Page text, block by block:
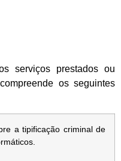
serviços prestados ou
os seguintes
a tipificação criminal de